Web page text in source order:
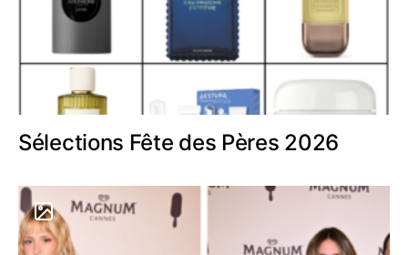
Sélections Fête des Pères 2026